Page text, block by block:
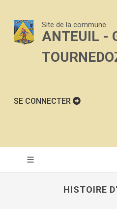
Site de la commune
ANTEUIL -
SE CONNECTER
HISTOIRE